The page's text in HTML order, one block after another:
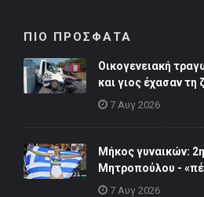
ΠΙΟ ΠΡΟΣΦΑΤΑ
Οικογενειακή
και γιος έχασαν τη
7 Αυγ 2026
Μήκος γυναικών:
Μητροπούλου -
7 Αυγ 2026